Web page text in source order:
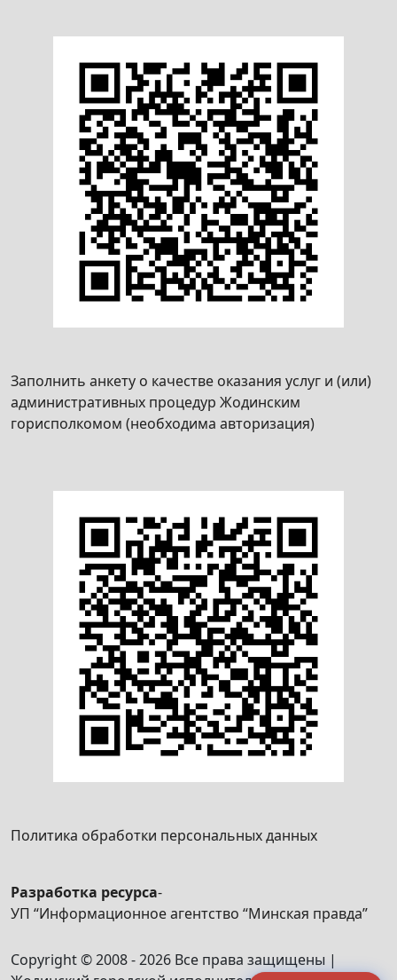
Заполнить анкету о качестве оказания услуг и (или)
административных процедур Жодинским
горисполкомом (необходима авторизация)
Политика обработки персональных данных
Разработка ресурса-
УП “Информационное агентство “Минская правда”
Copyright © 2008 - 2026 Все права защищены |